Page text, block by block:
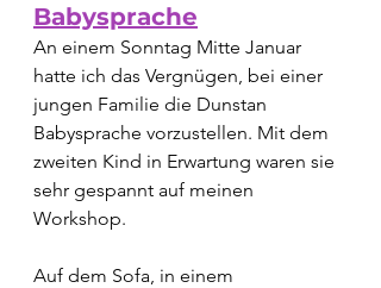
Babysprache
An einem Sonntag Mitte Januar
hatte ich das Vergnügen, bei einer
jungen Familie die Dunstan
Babysprache vorzustellen. Mit dem
zweiten Kind in Erwartung waren sie
sehr gespannt auf meinen
Workshop.
Auf dem Sofa, in einem